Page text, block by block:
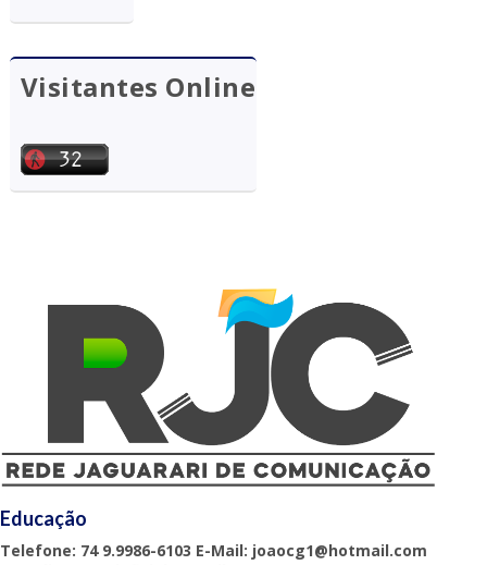
Visitantes Online
Educação
Telefone: 74 9.9986-6103 E-Mail: joaocg1@hotmail.com